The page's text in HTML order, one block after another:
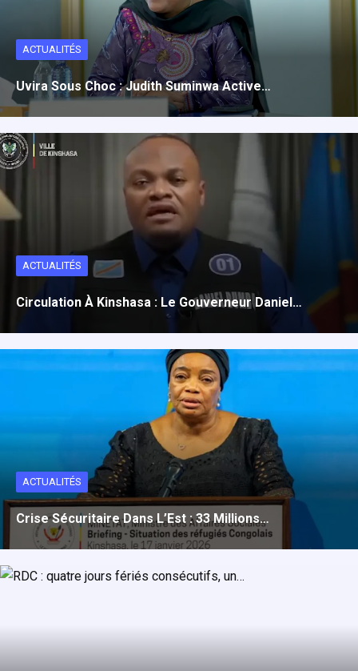
ACTUALITÉS
Uvira Sous Choc : Judith Suminwa Active…
ACTUALITÉS
Circulation À Kinshasa : Le Gouverneur Daniel…
ACTUALITÉS
Crise Sécuritaire Dans L’Est : 33 Millions…